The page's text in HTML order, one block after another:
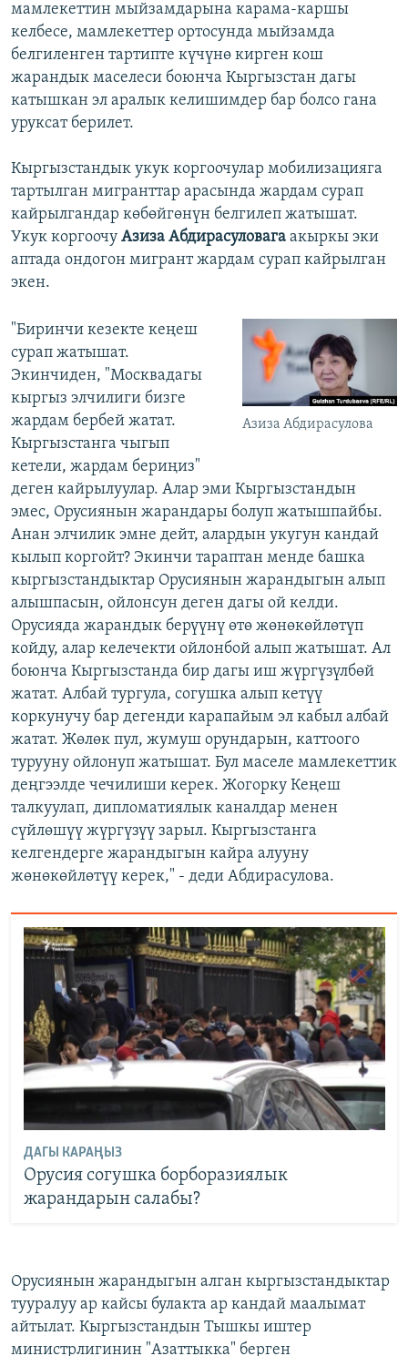
мамлекеттин мыйзамдарына карама-каршы
келбесе, мамлекеттер ортосунда мыйзамда
белгиленген тартипте күчүнө кирген кош
жарандык маселеси боюнча Кыргызстан дагы
катышкан эл аралык келишимдер бар болсо гана
уруксат берилет.
Кыргызстандык укук коргоочулар мобилизацияга
тартылган мигранттар арасында жардам сурап
кайрылгандар көбөйгөнүн белгилеп жатышат.
Укук коргоочу Азиза Абдирасуловага акыркы эки
аптада ондогон мигрант жардам сурап кайрылган
экен.
Азиза Абдирасулова
"Биринчи кезекте кеңеш
сурап жатышат.
Экинчиден, "Москвадагы
кыргыз элчилиги бизге
жардам бербей жатат.
Кыргызстанга чыгып
кетели, жардам бериңиз"
деген кайрылуулар. Алар эми Кыргызстандын
эмес, Орусиянын жарандары болуп жатышпайбы.
Анан элчилик эмне дейт, алардын укугун кандай
кылып коргойт? Экинчи тараптан менде башка
кыргызстандыктар Орусиянын жарандыгын алып
алышпасын, ойлонсун деген дагы ой келди.
Орусияда жарандык берүүнү өтө жөнөкөйлөтүп
койду, алар келечекти ойлонбой алып жатышат. Ал
боюнча Кыргызстанда бир дагы иш жүргүзүлбөй
жатат. Албай тургула, согушка алып кетүү
коркунучу бар дегенди карапайым эл кабыл албай
жатат. Жөлөк пул, жумуш орундарын, каттоого
турууну ойлонуп жатышат. Бул маселе мамлекеттик
деңгээлде чечилиши керек. Жогорку Кеңеш
талкуулап, дипломатиялык каналдар менен
сүйлөшүү жүргүзүү зарыл. Кыргызстанга
келгендерге жарандыгын кайра алууну
жөнөкөйлөтүү керек," - деди Абдирасулова.
ДАГЫ КАРАҢЫЗ
Орусия согушка борборазиялык
жарандарын салабы?
Орусиянын жарандыгын алган кыргызстандыктар
тууралуу ар кайсы булакта ар кандай маалымат
айтылат. Кыргызстандын Тышкы иштер
министрлигинин "Азаттыкка" берген